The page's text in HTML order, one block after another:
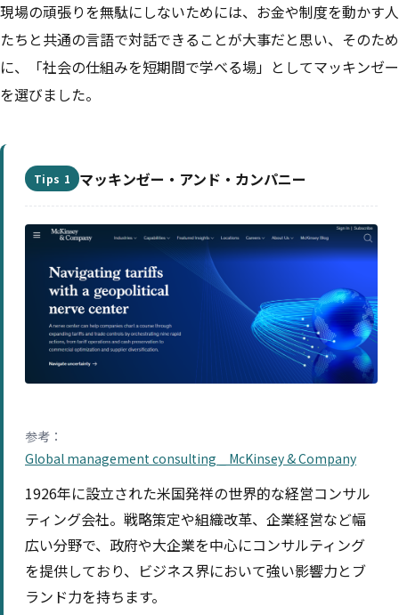
現場の頑張りを無駄にしないためには、お金や制度を動かす人
たちと共通の言語で対話できることが大事だと思い、そのため
に、「社会の仕組みを短期間で学べる場」としてマッキンゼー
を選びました。
Tips 1 マッキンゼー・アンド・カンパニー
参考：
Global management consulting _ McKinsey & Company
1926年に設立された米国発祥の世界的な経営コンサル
ティング会社。戦略策定や組織改革、企業経営など幅
広い分野で、政府や大企業を中心にコンサルティング
を提供しており、ビジネス界において強い影響力とブ
ランド力を持ちます。